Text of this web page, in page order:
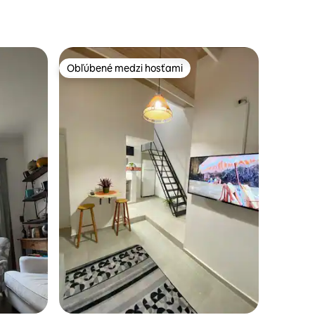
237
Obľúbené medzi hosťami
Obľúbené medzi hosťami